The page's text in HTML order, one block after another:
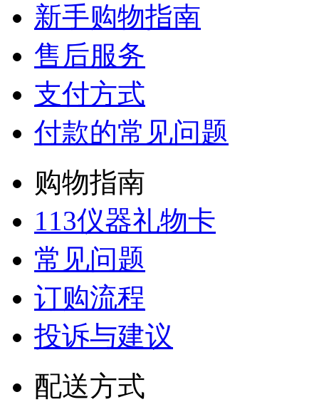
新手购物指南
售后服务
支付方式
付款的常见问题
购物指南
113仪器礼物卡
常见问题
订购流程
投诉与建议
配送方式